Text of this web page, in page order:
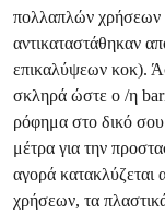
πολλαπλών χρήσεων
αντικαταστάθηκαν
επικαλύψεων κοκ).
σκληρά ώστε ο /η
ρόφημα στο δικό
μέτρα για την
αγορά κατακλύζεται
χρήσεων, τα